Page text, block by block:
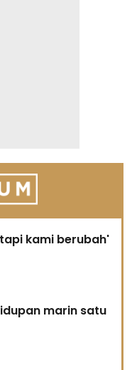
kami berubah'
marin satu